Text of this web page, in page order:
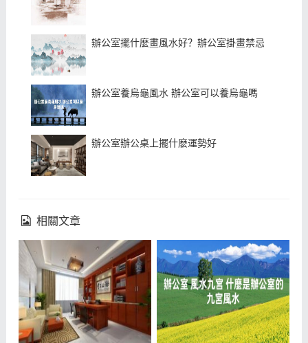
辦公室擺什麼畫風水好？辦公室掛畫禁忌
辦公室養烏龜風水 辦公室可以養烏龜嗎
辦公室辦公桌上擺什麽運勢好
相關文章